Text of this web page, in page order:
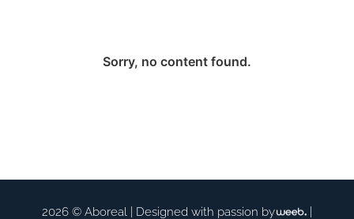
Sorry, no content found.
2026 © Aboreal | Designed with passion by